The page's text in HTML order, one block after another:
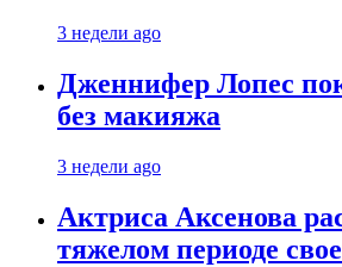
3 недели ago
Дженнифер Лопес
без макияжа
3 недели ago
Актриса Аксенова
тяжелом периоде